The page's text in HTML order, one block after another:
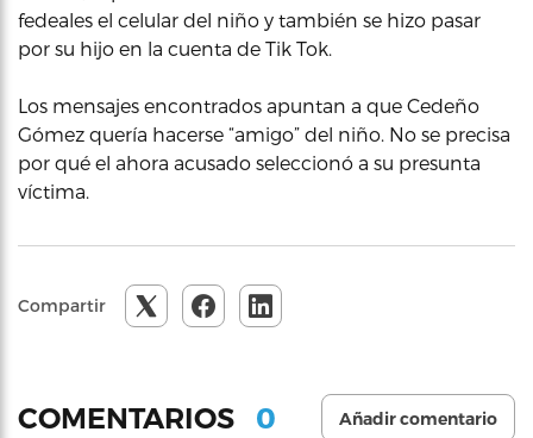
fedeales el celular del niño y también se hizo pasar
por su hijo en la cuenta de Tik Tok.
Los mensajes encontrados apuntan a que Cedeño
Gómez quería hacerse “amigo” del niño. No se precisa
por qué el ahora acusado seleccionó a su presunta
víctima.
Compartir
COMENTARIOS 0 Añadir comentario